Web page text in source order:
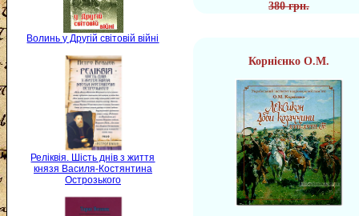
Волинь у Другій світовій війні
Реліквія. Шість днів з життя
князя Василя-Костянтина
Острозького
380 грн.
Корнієнко О.М.